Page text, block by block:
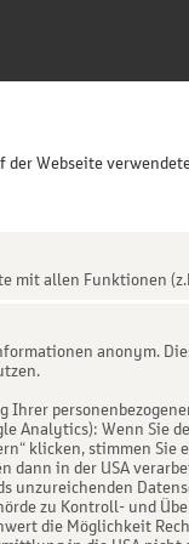
Webseite
mit allen Funktionen
anonym.
Ihrer
Analytics): Wenn Sie
klicken, stimmen Sie
dann in der USA
unzureichenden
zu Kontroll- und
die Möglichkeit